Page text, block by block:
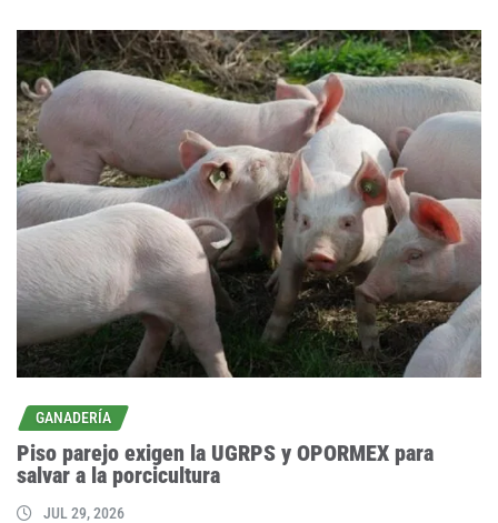
GANADERÍA
Piso parejo exigen la UGRPS y OPORMEX para
salvar a la porcicultura
JUL 29, 2026